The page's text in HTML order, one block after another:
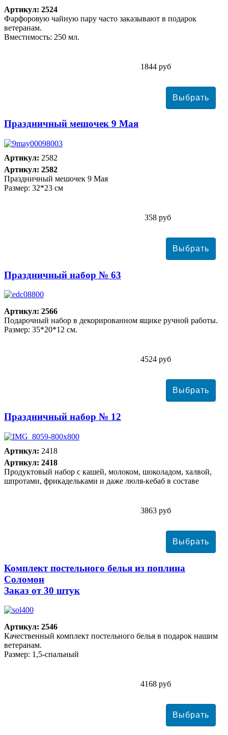
Артикул: 2524
Фарфоровую чайную пару часто заказывают в подарок
ветеранам.
Вместимость: 250 мл.
1844 руб
Праздничный мешочек 9 Мая
Артикул: 2582
Артикул: 2582
Праздничный мешочек 9 Мая
Размер: 32*23 см
358 руб
Праздничный набор № 63
Артикул: 2566
Подарочный набор в декорированном ящике ручной работы.
Размер: 35*20*12 см.
4524 руб
Праздничный набор № 12
Артикул: 2418
Артикул: 2418
Продуктовый набор с кашей, молоком, шоколадом, халвой,
шпротами, фрикадельками и даже люля-кебаб в составе
3863 руб
Комплект постельного белья из поплина
Соломон
Заказ от 30 штук
Артикул: 2546
Качественный комплект постельного белья в подарок нашим
ветеранам.
Размер: 1,5-спальный
4168 руб